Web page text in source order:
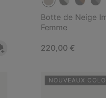
Botte de Neige
Femme
Regular price:
220,00 €
NOUVEAUX